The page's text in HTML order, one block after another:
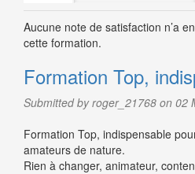
tabs
Aucune note de satisfaction n’a
cette formation.
Formation Top,
Submitted by roger_21768 on 02
Formation Top, indispensable
amateurs de nature.
Rien à changer, animateur,